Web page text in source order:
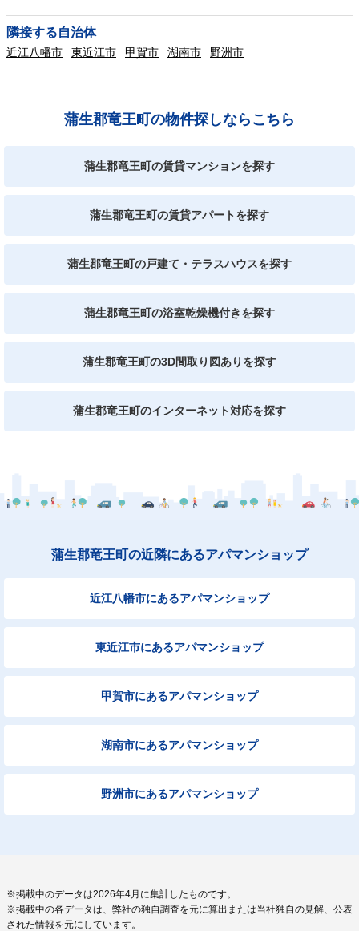
隣接する自治体
近江八幡市 東近江市 甲賀市 湖南市 野洲市
蒲生郡竜王町の物件探しならこちら
蒲生郡竜王町の賃貸マンションを探す
蒲生郡竜王町の賃貸アパートを探す
蒲生郡竜王町の戸建て・テラスハウスを探す
蒲生郡竜王町の浴室乾燥機付きを探す
蒲生郡竜王町の3D間取り図ありを探す
蒲生郡竜王町のインターネット対応を探す
蒲生郡竜王町の近隣にあるアパマンショップ
近江八幡市にあるアパマンショップ
東近江市にあるアパマンショップ
甲賀市にあるアパマンショップ
湖南市にあるアパマンショップ
野洲市にあるアパマンショップ
※掲載中のデータは2026年4月に集計したものです。
※掲載中の各データは、弊社の独自調査を元に算出または当社独自の見解、公表
された情報を元にしています。